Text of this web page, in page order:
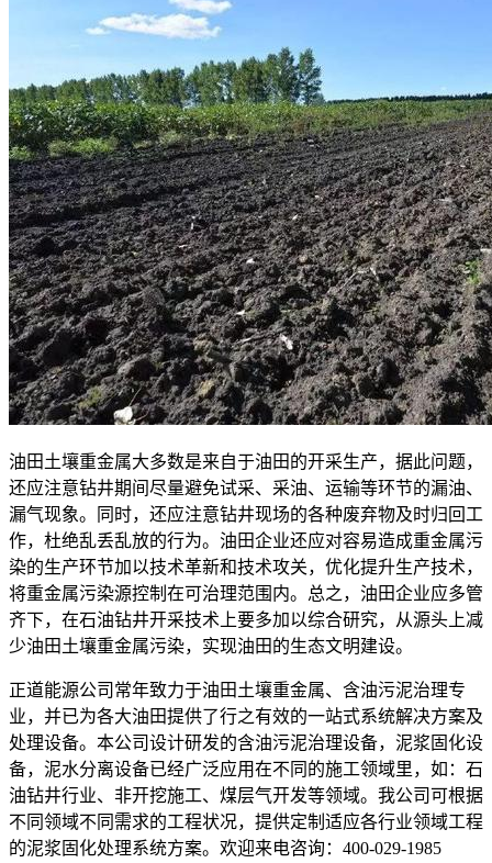
油田土壤重金属大多数是来自于油田的开采生产，据此问题，
还应注意钻井期间尽量避免试采、采油、运输等环节的漏油、
漏气现象。同时，还应注意钻井现场的各种废弃物及时归回工
作，杜绝乱丢乱放的行为。油田企业还应对容易造成重金属污
染的生产环节加以技术革新和技术攻关，优化提升生产技术，
将重金属污染源控制在可治理范围内。总之，油田企业应多管
齐下，在石油钻井开采技术上要多加以综合研究，从源头上减
少油田土壤重金属污染，实现油田的生态文明建设。
正道能源公司常年致力于油田土壤重金属、含油污泥治理专
业，并已为各大油田提供了行之有效的一站式系统解决方案及
处理设备。本公司设计研发的含油污泥治理设备，泥浆固化设
备，泥水分离设备已经广泛应用在不同的施工领域里，如：石
油钻井行业、非开挖施工、煤层气开发等领域。我公司可根据
不同领域不同需求的工程状况，提供定制适应各行业领域工程
的泥浆固化处理系统方案。欢迎来电咨询：400-029-1985